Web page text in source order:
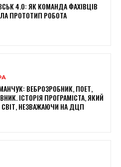
4.0: ЯК КОМАНДА ФАХІВЦІВ
ПРОТОТИП РОБОТА
ВЕБРОЗРОБНИК, ПОЕТ,
ІСТОРІЯ ПРОГРАМІСТА, ЯКИЙ
НЕЗВАЖАЮЧИ НА ДЦП